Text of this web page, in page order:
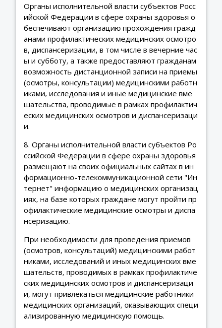
Органы исполнительной власти субъектов Росс
ийской Федерации в сфере охраны здоровья о
беспечивают организацию прохождения гражд
анами профилактических медицинских осмотро
в, диспансеризации, в том числе в вечерние час
ы и субботу, а также предоставляют гражданам
возможность дистанционной записи на приемы
(осмотры, консультации) медицинскими работн
иками, исследования и иные медицинские вме
шательства, проводимые в рамках профилактич
еских медицинских осмотров и диспансеризаци
и.
8. Органы исполнительной власти субъектов Ро
ссийской Федерации в сфере охраны здоровья
размещают на своих официальных сайтах в ин
формационно-телекоммуникационной сети "Ин
тернет" информацию о медицинских организац
иях, на базе которых граждане могут пройти пр
офилактические медицинские осмотры и диспа
нсеризацию.
При необходимости для проведения приемов
(осмотров, консультаций) медицинскими работ
никами, исследований и иных медицинских вме
шательств, проводимых в рамках профилактиче
ских медицинских осмотров и диспансеризаци
и, могут привлекаться медицинские работники
медицинских организаций, оказывающих специ
ализированную медицинскую помощь.